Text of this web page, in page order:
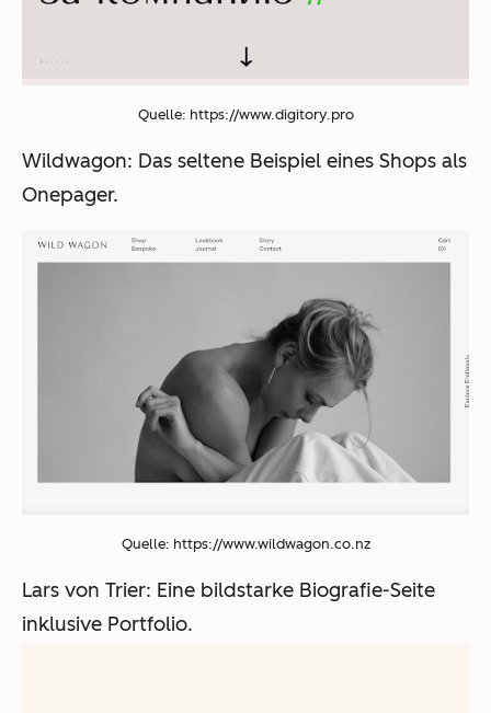
Quelle: https://www.digitory.pro
Wildwagon: Das seltene Beispiel eines Shops als
Onepager.
Quelle: https://www.wildwagon.co.nz
Lars von Trier: Eine bildstarke Biografie-Seite
inklusive Portfolio.